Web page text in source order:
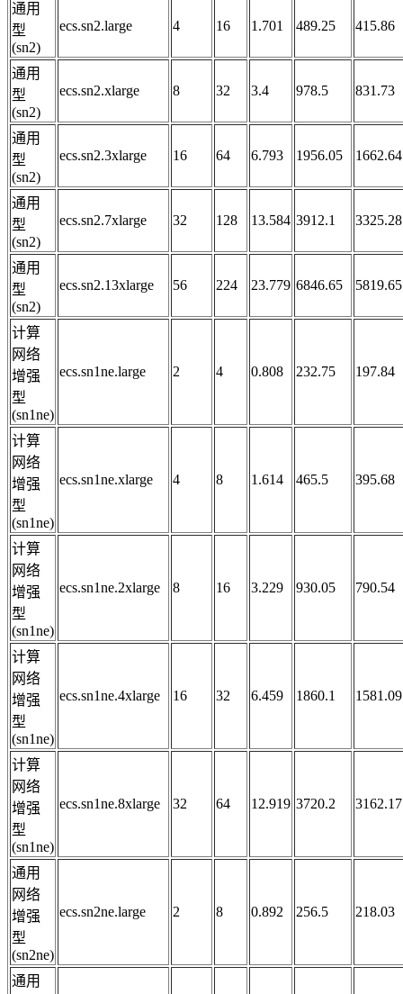
通用
型
(sn2)
ecs.sn2.large 4 16 1.701 489.25 415.86
通用
型
(sn2)
ecs.sn2.xlarge 8 32 3.4 978.5 831.73
通用
型
(sn2)
ecs.sn2.3xlarge 16 64 6.793 1956.05 1662.64
通用
型
(sn2)
ecs.sn2.7xlarge 32 128 13.584 3912.1 3325.28
通用
型
(sn2)
ecs.sn2.13xlarge 56 224 23.779 6846.65 5819.65
计算
网络
增强
型
(sn1ne)
ecs.sn1ne.large 2 4 0.808 232.75 197.84
计算
网络
增强
型
(sn1ne)
ecs.sn1ne.xlarge 4 8 1.614 465.5 395.68
计算
网络
增强
型
(sn1ne)
ecs.sn1ne.2xlarge 8 16 3.229 930.05 790.54
计算
网络
增强
型
(sn1ne)
ecs.sn1ne.4xlarge 16 32 6.459 1860.1 1581.09
计算
网络
增强
型
(sn1ne)
ecs.sn1ne.8xlarge 32 64 12.919 3720.2 3162.17
通用
网络
增强
型
(sn2ne)
ecs.sn2ne.large 2 8 0.892 256.5 218.03
通用